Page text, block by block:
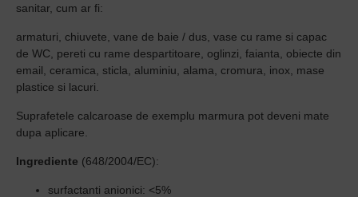
sanitar, cum ar fi:
armaturi, chiuvete, vane de baie / dus, vase cu rame si capac
de WC, pereti cu rame despartitoare, oglinzi, faianta, obiecte din
email, ceramica, sticla, aluminiu, alama, cromura, inox, mase
plastice si lacuri.
Suprafetele calcaroase de exemplu marmura pot deveni mate
dupa aplicare.
Ingrediente (648/2004/EC):
surfactanti anionici: <5%